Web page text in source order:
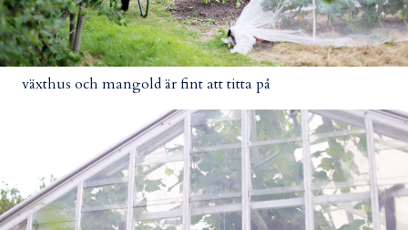
växthus och mangold är fint att titta på